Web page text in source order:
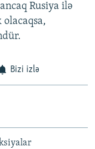
Rusiya ilə
Bizi izlə